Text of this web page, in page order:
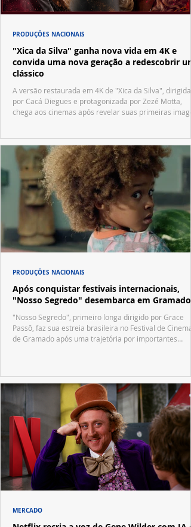
"Xica da Silva" ganha nova vida em 4K e
convida uma nova geração a redescobrir um
clássico
A versão restaurada em 4K de "Xica da Silva", dirigida
por Cacá Diegues e protagonizada por Zezé Motta,
chega aos cinemas após revelar suas primeiras
PRODUÇÕES NACIONAIS
Após conquistar festivais internacionais,
"Nosso Segredo" desembarca em Gramado
"Nosso Segredo", primeiro longa dirigido por Grace
Passô, faz sua estreia brasileira no Festival de Cinema
de Gramado após uma trajetória por importantes
PRODUÇÕES NACIONAIS
MERCADO